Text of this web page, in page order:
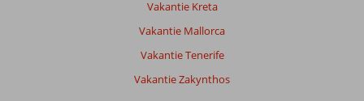
Vakantie Kreta
Vakantie Mallorca
Vakantie Tenerife
Vakantie Zakynthos